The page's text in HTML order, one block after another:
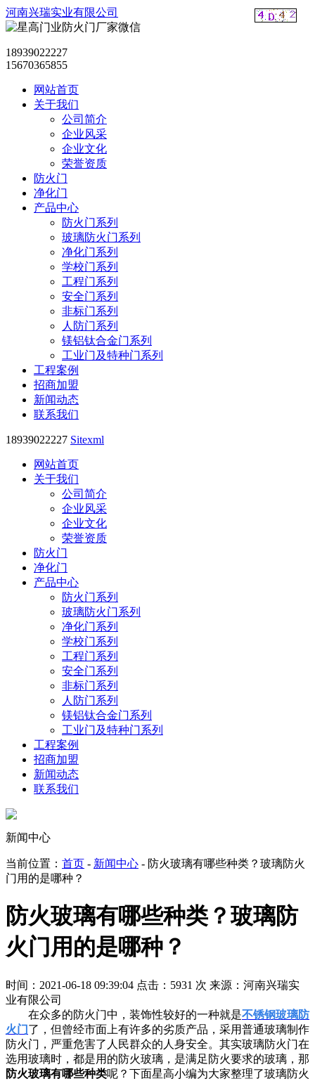
河南兴瑞实业有限公司
18939022227
15670365855
网站首页
关于我们
公司简介
企业风采
企业文化
荣誉资质
防火门
净化门
产品中心
防火门系列
玻璃防火门系列
净化门系列
学校门系列
工程门系列
安全门系列
非标门系列
人防门系列
镁铝钛合金门系列
工业门及特种门系列
工程案例
招商加盟
新闻动态
联系我们
18939022227 Sitexml
网站首页
关于我们
公司简介
企业风采
企业文化
荣誉资质
防火门
净化门
产品中心
防火门系列
玻璃防火门系列
净化门系列
学校门系列
工程门系列
安全门系列
非标门系列
人防门系列
镁铝钛合金门系列
工业门及特种门系列
工程案例
招商加盟
新闻动态
联系我们
新闻中心
当前位置： 首页 - 新闻中心 - 防火玻璃有哪些种类？玻璃防火
门用的是哪种？
防火玻璃有哪些种类？玻璃防
火门用的是哪种？
时间：2021-06-18 09:39:04 点击：5931 次 来源：河南兴瑞实
业有限公司
在众多的防火门中，装饰性较好的一种就是不锈钢玻璃防
火门 了，但曾经市面上有许多的劣质产品，采用普通玻璃制作
防火门，严重危害了人民群众的人身安全。其实玻璃防火门在
选用玻璃时，都是用的防火玻璃，是满足防火要求的玻璃，那
防火玻璃有哪些种类呢？下面星高小编为大家整理了玻璃防火